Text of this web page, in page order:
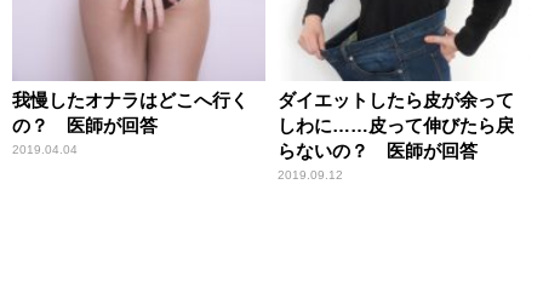
我慢したオナラはどこへ行く
の？ 医師が回答
2019.04.04
ダイエットしたら皮が余って
しわに……皮って伸びたら戻
らないの？ 医師が回答
2019.09.12